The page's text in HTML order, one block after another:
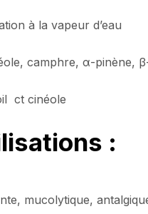
à la vapeur d’eau
camphre, α-pinène,
ct cinéole
:
mucolytique,